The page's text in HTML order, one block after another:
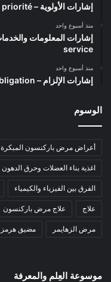
إشارات الأولوية – Les panneaux de priorité
منذ أسبوع واحد
service
منذ أسبوع واحد
إشارات الإلزام – Les panneaux d’obligation
الوسوم
أعراض مرض باركنسون المبكرة
اغذية بناء العضلات وحرق الدهون
الفرق بين الفيزياء والكيمياء
علاج علاج مرض باركنسون
مرض الزهايمر مضيق هرمز
موسوعة العِلم والمعرفة